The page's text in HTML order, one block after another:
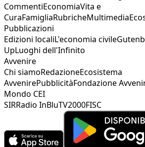
CommentiEconomiaVita e
CuraFamigliaRubricheMultimedia
Pubblicazioni
Edizioni localiL'economia civile
UpLuoghi dell'Infinito
Avvenire
Chi siamoRedazioneEcosistema
AvvenirePubblicitàFondazione
Mondo CEI
SIRRadio InBluTV2000FISC